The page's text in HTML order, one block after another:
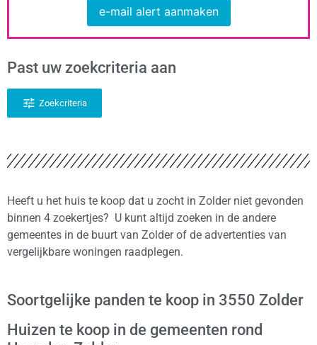
e-mail alert aanmaken
Past uw zoekcriteria aan
Zoekcriteria
Heeft u het huis te koop dat u zocht in Zolder niet gevonden
binnen 4 zoekertjes? U kunt altijd zoeken in de andere
gemeentes in de buurt van Zolder of de advertenties van
vergelijkbare woningen raadplegen.
Soortgelijke panden te koop in 3550 Zolder
Huizen te koop in de gemeenten rond